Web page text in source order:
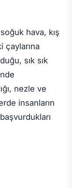
hava, kış
çaylarına
sık sık
nezle ve
insanların